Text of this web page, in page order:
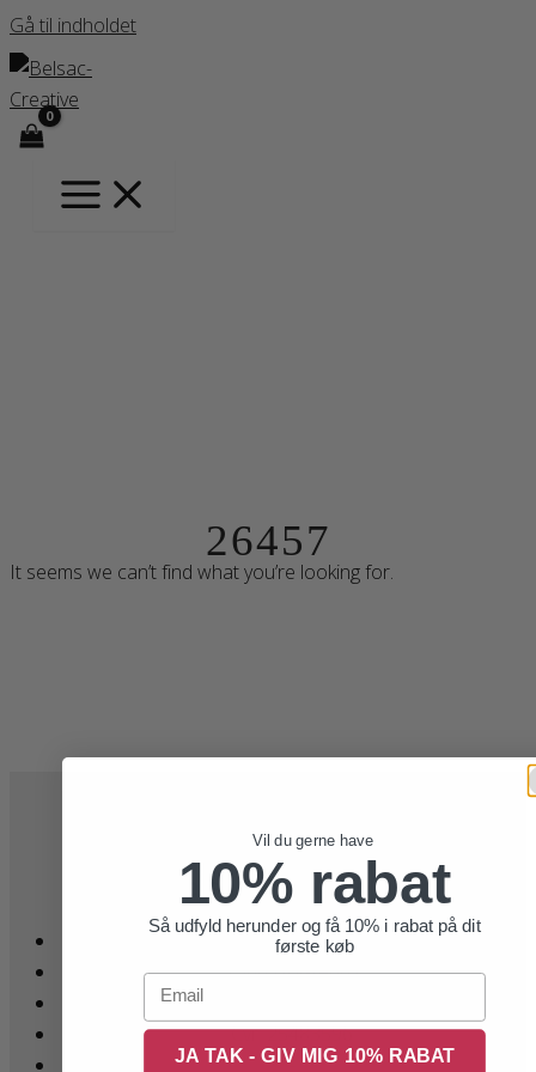
Gå til indholdet
26457
It seems we can’t find what you’re looking for.
Belsac Creative
Godthåbsvej 12
7500 Holstebro
Cvr: 25483596
-
Vil du gerne have
10% rabat
Så udfyld herunder og få 10% i rabat på dit
første køb
Email
JA TAK - GIV MIG 10% RABAT